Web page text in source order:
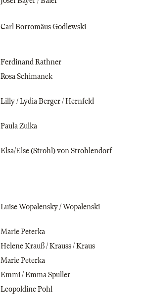
Carl Borromäus Godlewski
Ferdinand Rathner
Rosa Schimanek
Lilly / Lydia Berger / Hernfeld
Paula Zulka
Elsa/Else (Strohl) von Strohlendorf
Luise Wopalensky / Wopalenski
Marie Peterka
Helene Krauß / Krauss / Kraus
Marie Peterka
Emmi / Emma Spuller
Leopoldine Pohl